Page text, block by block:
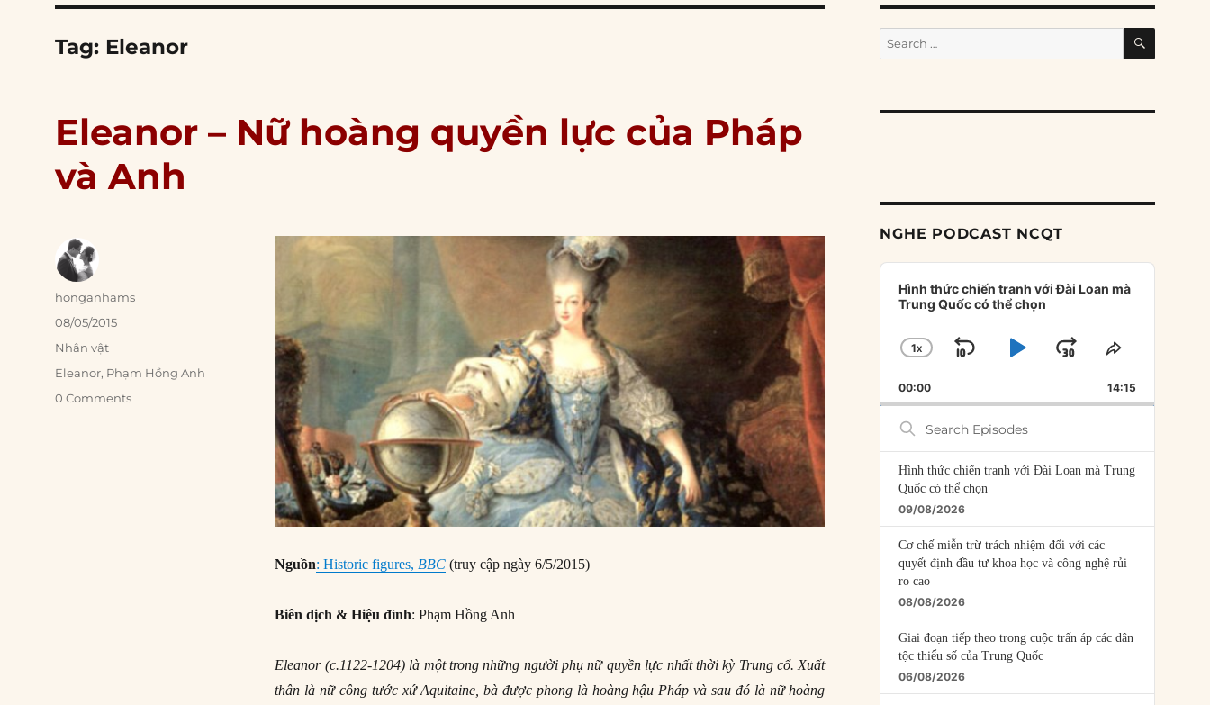
Tag: Eleanor
Eleanor – Nữ hoàng quyền lực của Pháp
và Anh
Nguồn: Historic figures, BBC (truy cập ngày 6/5/2015)
Biên dịch & Hiệu đính: Phạm Hồng Anh
Eleanor (c.1122-1204) là một trong những người phụ nữ quyền lực nhất thời kỳ Trung cổ. Xuất
thân là nữ công tước xứ Aquitaine, bà được phong là hoàng hậu Pháp và sau đó là nữ hoàng
Author
honganhams
Posted
on
08/05/2015
Categories
Nhân vật
Tags
Eleanor, Phạm Hồng Anh
0 Comments
Search
for:
SEARCH
NGHE PODCAST NCQT
Audio
Player
Hình thức chiến tranh với Đài Loan mà
Trung Quốc có thể chọn
CHANGE
RATE
1X
SKIP
BACKWARD
PLAYJUMP
FORWARD
SHARE
EPISODE
00:00 14:15
Search
Episodes
Hình thức chiến tranh với Đài Loan mà Trung
Quốc có thể chọn
09/08/2026
Cơ chế miễn trừ trách nhiệm đối với các
quyết định đầu tư khoa học và công nghệ rủi
ro cao
08/08/2026
Giai đoạn tiếp theo trong cuộc trấn áp các dân
tộc thiểu số của Trung Quốc
06/08/2026